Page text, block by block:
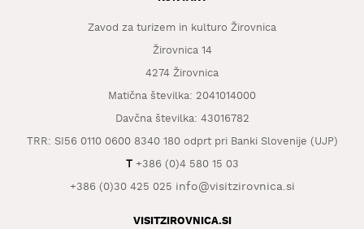
Zavod za turizem in kulturo Žirovnica
Žirovnica 14
4274 Žirovnica
Matična številka: 2041014000
Davčna številka: 43016782
TRR: SI56 0110 0600 8340 180 odprt pri Banki Slovenije (UJP)
T+386 (0)4 580 15 03
+386 (0)30 425 025 info@visitzirovnica.si
VISITZIROVNICA.SI